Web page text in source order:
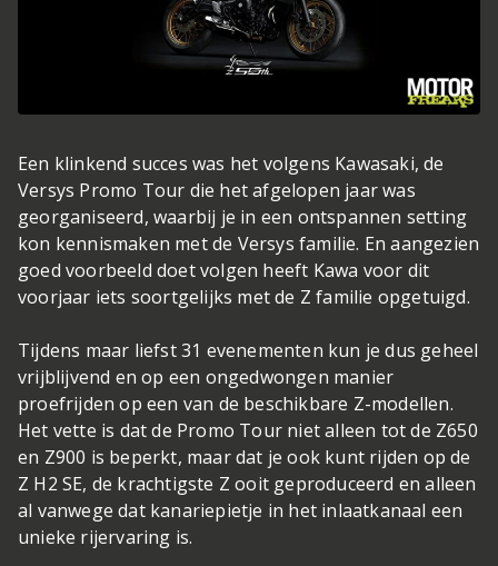
Een klinkend succes was het volgens Kawasaki, de
Versys Promo Tour die het afgelopen jaar was
georganiseerd, waarbij je in een ontspannen setting
kon kennismaken met de Versys familie. En aangezien
goed voorbeeld doet volgen heeft Kawa voor dit
voorjaar iets soortgelijks met de Z familie opgetuigd.
Tijdens maar liefst 31 evenementen kun je dus geheel
vrijblijvend en op een ongedwongen manier
proefrijden op een van de beschikbare Z-modellen.
Het vette is dat de Promo Tour niet alleen tot de Z650
en Z900 is beperkt, maar dat je ook kunt rijden op de
Z H2 SE, de krachtigste Z ooit geproduceerd en alleen
al vanwege dat kanariepietje in het inlaatkanaal een
unieke rijervaring is.